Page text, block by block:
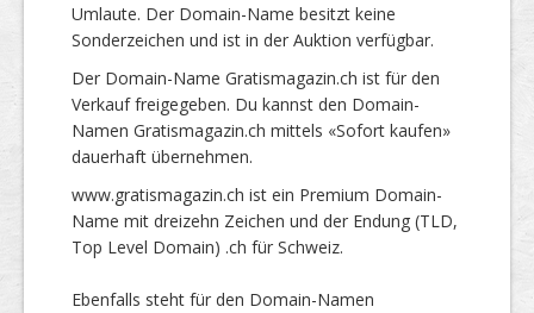
Umlaute. Der Domain-Name besitzt keine
Sonderzeichen und ist in der Auktion verfügbar.
Der Domain-Name Gratismagazin.ch ist für den
Verkauf freigegeben. Du kannst den Domain-
Namen Gratismagazin.ch mittels «Sofort kaufen»
dauerhaft übernehmen.
www.gratismagazin.ch ist ein Premium Domain-
Name mit dreizehn Zeichen und der Endung (TLD,
Top Level Domain) .ch für Schweiz.
Ebenfalls steht für den Domain-Namen